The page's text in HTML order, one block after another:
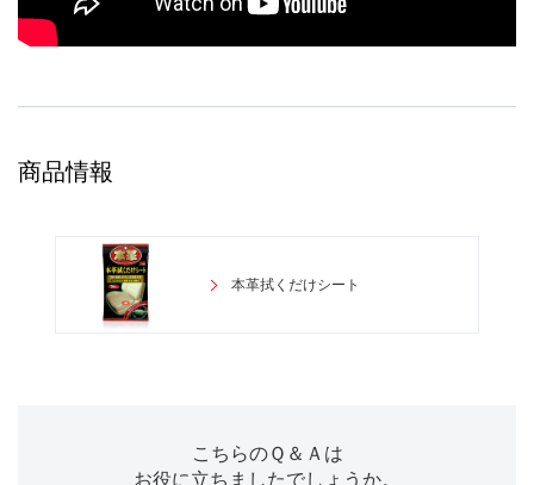
商品情報
本革拭くだけシート
こちらのＱ＆Ａは
お役に立ちましたでしょうか。